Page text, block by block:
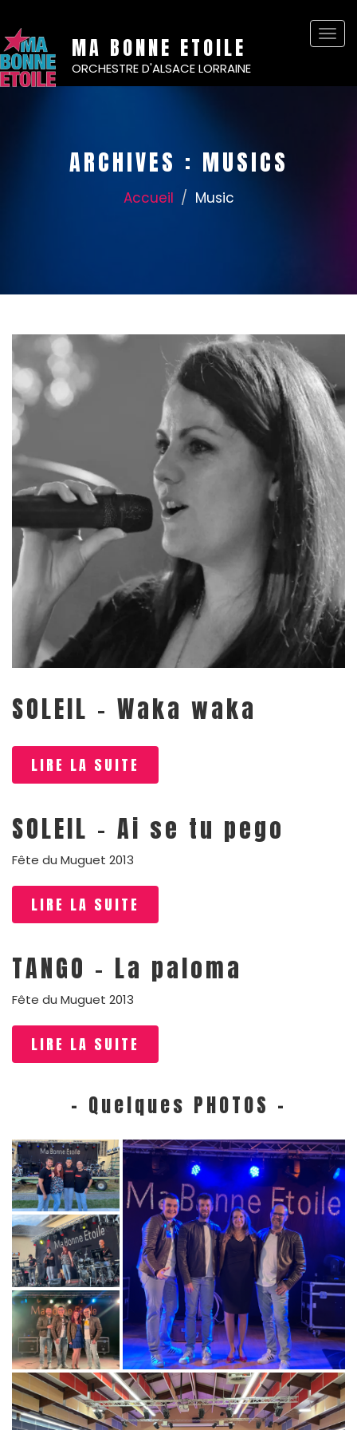
MA BONNE ETOILE
ORCHESTRE D'ALSACE LORRAINE
ARCHIVES : MUSICS
Accueil Music
SOLEIL – Waka waka
LIRE LA SUITE
SOLEIL – Ai se tu pego
Fête du Muguet 2013
LIRE LA SUITE
TANGO – La paloma
Fête du Muguet 2013
LIRE LA SUITE
- Quelques PHOTOS -